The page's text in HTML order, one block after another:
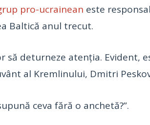
pro-ucrainean este
Baltică anul trecut.
să deturneze atenția. Evident,
al Kremlinului, Dmitri
ceva fără o anchetă?”.